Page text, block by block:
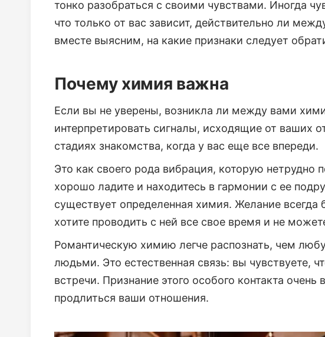
тонко разобраться с своими чувствами. Иногда
что только от вас зависит, действительно ли
вместе выясним, на какие признаки следует
Почему химия важна
Если вы не уверены, возникла ли между вами
интерпретировать сигналы, исходящие от ваших
стадиях знакомства, когда у вас еще все впереди.
Это как своего рода вибрация, которую нетрудно
хорошо ладите и находитесь в гармонии с ее
существует определенная химия. Желание
хотите проводить с ней все свое время и не
Романтическую химию легче распознать, чем
людьми. Это естественная связь: вы чувствуете,
встречи. Признание этого особого контакта
продлиться ваши отношения.